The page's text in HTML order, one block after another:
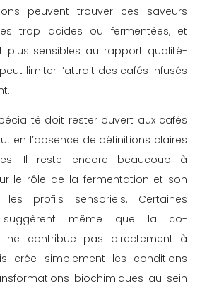
peuvent trouver ces saveurs
trop acides ou fermentées, et
plus sensibles au rapport qualité-
limiter l’attrait des cafés infusés
doit rester ouvert aux cafés
en l’absence de définitions claires
Il reste encore beaucoup à
le rôle de la fermentation et son
profils sensoriels. Certaines
suggèrent même que la co-
ne contribue pas directement à
crée simplement les conditions
biochimiques au sein